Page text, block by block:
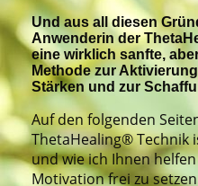
Und aus all diesen
Anwenderin der
eine wirklich sanfte,
Methode zur
Stärken und zur
Auf den folgenden
ThetaHealing® Technik
und wie ich Ihnen
Motivation frei zu